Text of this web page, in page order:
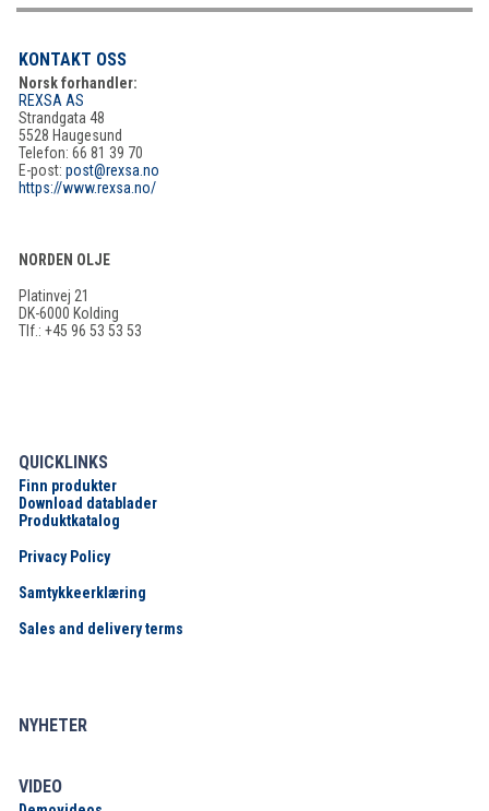
KONTAKT OSS
Norsk forhandler:
REXSA AS
Strandgata 48
5528 Haugesund
Telefon: 66 81 39 70
E-post: post@rexsa.no
https://www.rexsa.no/
NORDEN OLJE
Platinvej 21
DK-6000 Kolding
Tlf.: +45 96 53 53 53
QUICKLINKS
Finn produkter
Download datablader
Produktkatalog
Privacy Policy
Samtykkeerklæring
Sales and delivery terms
NYHETER
VIDEO